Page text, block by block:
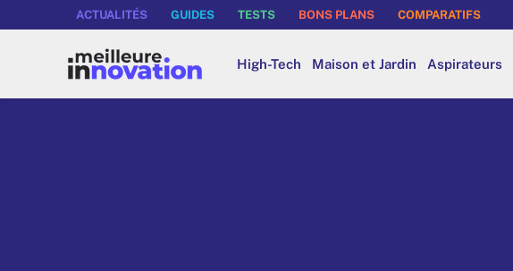
ACTUALITÉS GUIDES TESTS BONS PLANS COMPARATIFS
High-Tech Maison et Jardin Aspirateurs